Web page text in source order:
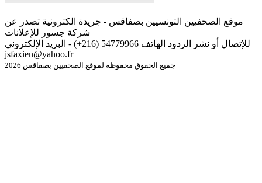
موقع الصحفيين التونسيين بصفاقس - جريدة الكترونية تصدر عن
شركة جسور للإعلانات
للإتصال أو نشر الردود الهاتف 54779966 (216+) - البريد الإلكتروني
jsfaxien@yahoo.fr
جميع الحقوق محفوظة لموقع الصحفيين بصفاقس 2026